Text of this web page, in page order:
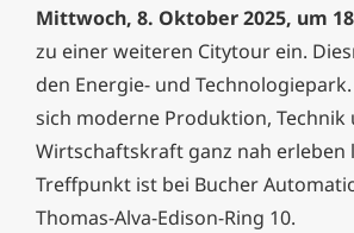
Mittwoch, 8. Oktober 2025, um
zu einer weiteren Citytour ein.
den Energie- und
sich moderne Produktion, Technik
Wirtschaftskraft ganz nah erleben
Treffpunkt ist bei Bucher
Thomas-Alva-Edison-Ring 10.